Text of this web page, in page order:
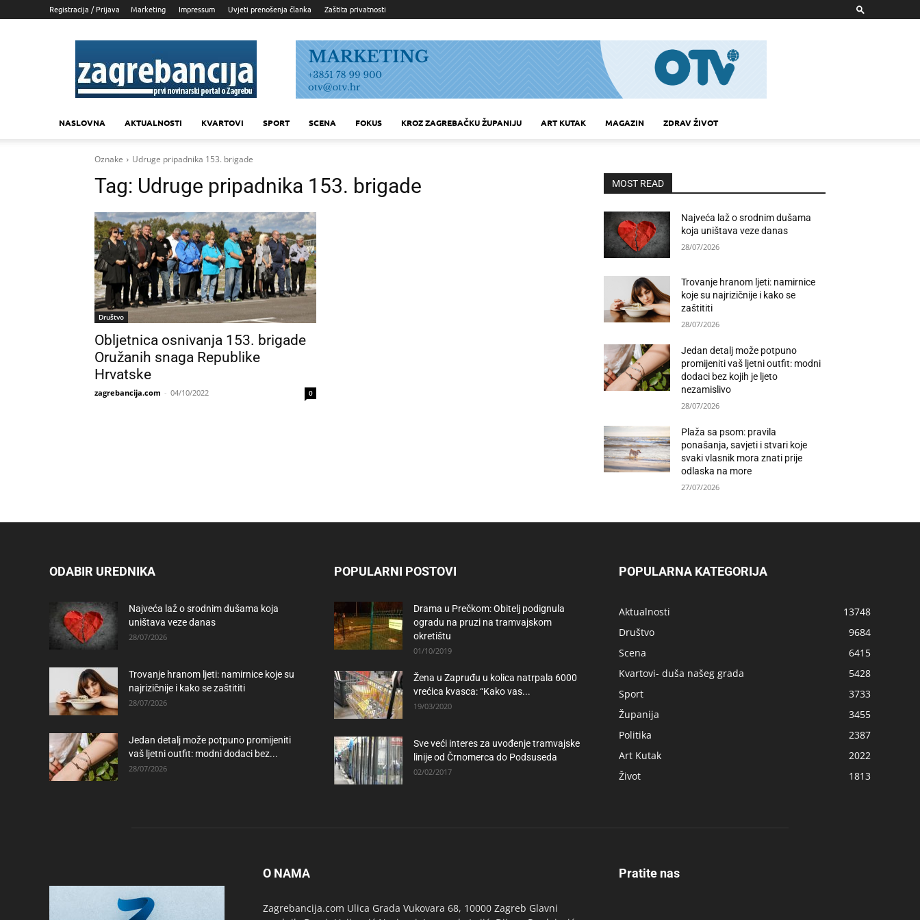
Registracija / Prijava Marketing Impressum Uvjeti prenošenja članka Zaštita privatnosti
Zagrebancija
NASLOVNA AKTUALNOSTI KVARTOVI SPORT SCENA FOKUS KROZ ZAGREBAČKU ŽUPANIJU ART KUTAK MAGAZIN ZDRAV ŽIVOT
Oznake Udruge pripadnika 153. brigade
Tag: Udruge pripadnika 153. brigade
Društvo
Obljetnica osnivanja 153. brigade
Oružanih snaga Republike
Hrvatske
zagrebancija.com - 04/10/2022 0
MOST READ
Najveća laž o srodnim dušama
koja uništava veze danas
28/07/2026
Trovanje hranom ljeti: namirnice
koje su najrizičnije i kako se
zaštititi
28/07/2026
Jedan detalj može potpuno
promijeniti vaš ljetni outfit: modni
dodaci bez kojih je ljeto
nezamislivo
28/07/2026
Plaža sa psom: pravila
ponašanja, savjeti i stvari koje
svaki vlasnik mora znati prije
odlaska na more
27/07/2026
ODABIR UREDNIKA
Najveća laž o srodnim dušama koja
uništava veze danas
28/07/2026
Trovanje hranom ljeti: namirnice koje su
najrizičnije i kako se zaštititi
28/07/2026
Jedan detalj može potpuno promijeniti
vaš ljetni outfit: modni dodaci bez...
28/07/2026
POPULARNI POSTOVI
Drama u Prečkom: Obitelj podignula
ogradu na pruzi na tramvajskom
okretištu
01/10/2019
Žena u Zapruđu u kolica natrpala 6000
vrećica kvasca: “Kako vas...
19/03/2020
Sve veći interes za uvođenje tramvajske
linije od Črnomerca do Podsuseda
02/02/2017
POPULARNA KATEGORIJA
Aktualnosti
13748
Društvo
9684
Scena
6415
Kvartovi- duša našeg grada
5428
Sport
3733
Županija
3455
Politika
2387
Art Kutak
2022
Život
1813
O NAMA
Zagrebancija.com Ulica Grada Vukovara 68, 10000 Zagreb Glavni
Pratite nas